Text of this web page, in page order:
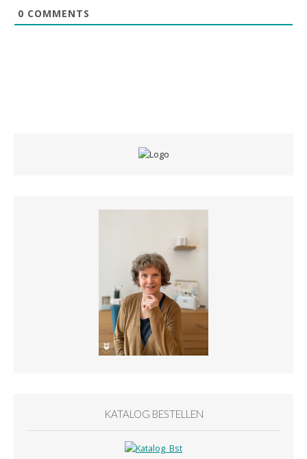
0 COMMENTS
KATALOG BESTELLEN